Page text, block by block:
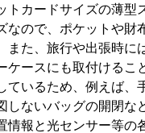
トカードサイズの薄型
なので、ポケットや財
また、旅行や出張時に
ケースにも取付けるこ
ているため、例えば、
しないバッグの開閉な
情報と光センサー等の